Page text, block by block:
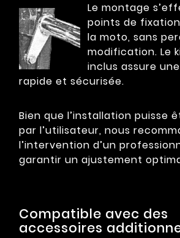
Le montage
points de
la moto, sans
modification. Le
inclus assure
rapide et sécurisée.
Bien que l’installation puisse
par l’utilisateur, nous
l’intervention d’un
garantir un ajustement
Compatible avec des
accessoires